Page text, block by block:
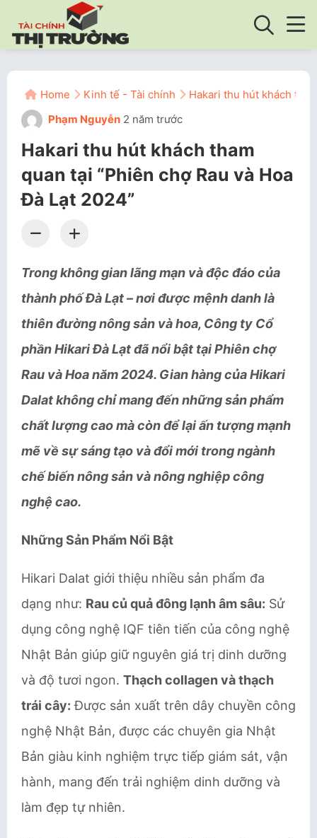
Home Kinh tế - Tài chính
Hakari thu hút khách
Phạm Nguyễn 2 năm trước
Hakari thu hút khách tham
quan tại “Phiên chợ Rau và Hoa
Đà Lạt 2024”
Trong không gian lãng mạn và độc đáo của
thành phố Đà Lạt – nơi được mệnh danh là
thiên đường nông sản và hoa, Công ty Cổ
phần Hikari Đà Lạt đã nổi bật tại Phiên chợ
Rau và Hoa năm 2024. Gian hàng của Hikari
Dalat không chỉ mang đến những sản phẩm
chất lượng cao mà còn để lại ấn tượng mạnh
mẽ về sự sáng tạo và đổi mới trong ngành
chế biến nông sản vànông nghiệpcông
nghệ cao.
Những Sản Phẩm Nổi Bật
Hikari Dalat giới thiệu nhiều sản phẩm đa
dạng như: Rau củ quả đông lạnh âm sâu: Sử
dụng công nghệ IQF tiên tiến của công nghệ
Nhật Bản giúp giữ nguyên giá trị dinh dưỡng
và độ tươi ngon. Thạch collagen và thạch
trái cây: Được sản xuất trên dây chuyền công
nghệ Nhật Bản, được các chuyên gia Nhật
Bản giàu kinh nghiệm trực tiếp giám sát, vận
hành, mang đến trải nghiệm dinh dưỡng và
làm đẹp tự nhiên.